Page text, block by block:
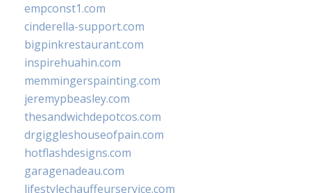
empconst1.com
cinderella-support.com
bigpinkrestaurant.com
inspirehuahin.com
memmingerspainting.com
jeremypbeasley.com
thesandwichdepotcos.com
drgiggleshouseofpain.com
hotflashdesigns.com
garagenadeau.com
lifestylechauffeurservice.com